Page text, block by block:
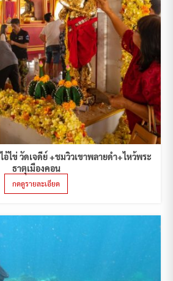
อ้ไข่ วัดเจดีย์ +ชมวิวเขาพลายดำ+ไหว้พระ
ธาตุเมืองคอน
กดดูรายละเอียด